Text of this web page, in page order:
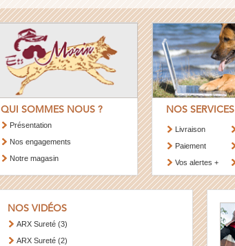
QUI SOMMES NOUS ?
Présentation
Nos engagements
Notre magasin
NOS SERVICES
Livraison
Paiement
Vos alertes +
NOS VIDÉOS
ARX Sureté (3)
ARX Sureté (2)